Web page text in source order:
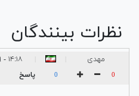
نظرات بینندگان
مهدی ۱۴:۱۸ - ۱۴۰۳/۱۲/۲۹
0
0 پاسخ